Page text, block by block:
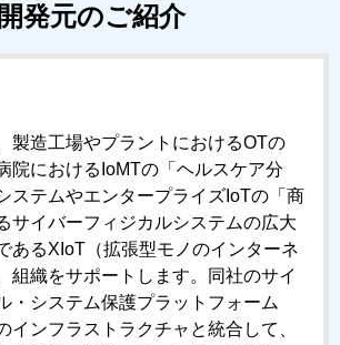
開発元のご紹介
製造工場やプラントにおけるOTの
院におけるIoMTの「ヘルスケア分
ステムやエンタープライズIoTの「商
サイバーフィジカルシステムの広大
あるXIoT（拡張型モノのインターネ
組織をサポートします。同社のサイ
・システム保護プラットフォーム
インフラストラクチャと統合して、